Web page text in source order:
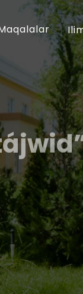
sanlı Pármanı
wazıypalardıń
mákemesiniń
penen
iyunnan